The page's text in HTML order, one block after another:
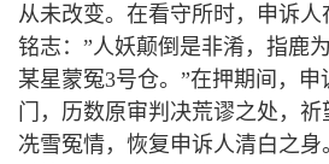
从未改变。在看守所时，申诉
铭志：”人妖颠倒是非淆，指鹿
某星蒙冤3号仓。”在押期间，
门，历数原审判决荒谬之处，
冼雪冤情，恢复申诉人清白之身